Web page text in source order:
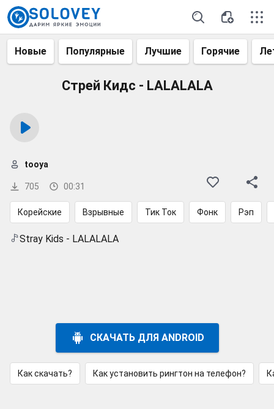
Новые Популярные Лучшие Горячие
Стрей Кидс - LALALALA
705 00:31
tooya
Корейские Взрывные Тик Ток Фонк Рэп
Stray Kids - LALALALA
СКАЧАТЬ ДЛЯ ANDROID
Как скачать? Как установить рингтон на телефон?